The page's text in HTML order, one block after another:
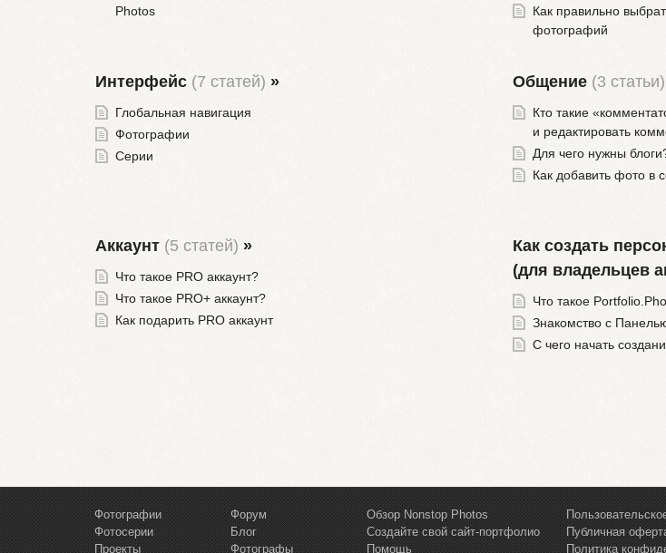
Photos
Как правильно
фотографий
Интерфейс (7 статей) »
Глобальная навигация
Фотографии
Серии
Общение (3 статьи)
Кто такие
и редактировать
Для чего нужны
Как добавить фото в
Аккаунт (5 статей) »
Что такое PRO аккаунт?
Что такое PRO+ аккаунт?
Как подарить PRO аккаунт
Как создать
(для владельцев
Что такое
Знакомство с
С чего начать
Фотографии
Фотосерии
Проекты
Форум
Блог
Фотографы
Обзор Nonstop Photos
Создайте свой сайт-портфолио
Помощь
Публичная
Политика